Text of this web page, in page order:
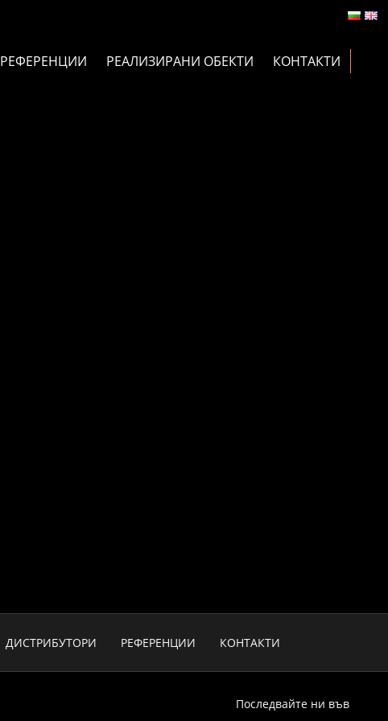
РЕФЕРЕНЦИИ РЕАЛИЗИРАНИ ОБЕКТИ КОНТАКТИ
ДИСТРИБУТОРИ РЕФЕРЕНЦИИ КОНТАКТИ
Последвайте ни във